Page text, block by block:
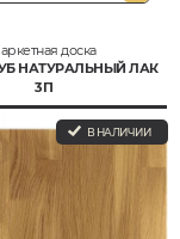
доска
НАТУРАЛЬНЫЙ ЛАК
3П
В НАЛИЧИИ